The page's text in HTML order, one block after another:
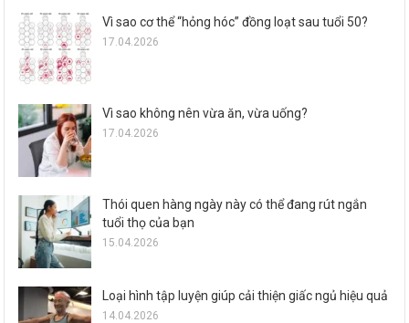
Vì sao cơ thể “hỏng hóc” đồng loạt sau tuổi 50?
17.04.2026
Vì sao không nên vừa ăn, vừa uống?
17.04.2026
Thói quen hàng ngày này có thể đang rút ngắn
tuổi thọ của bạn
15.04.2026
Loại hình tập luyện giúp cải thiện giấc ngủ hiệu quả
14.04.2026